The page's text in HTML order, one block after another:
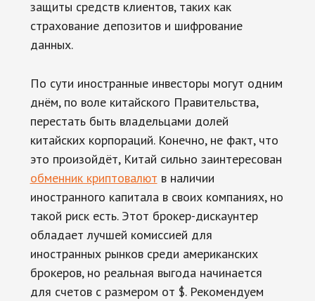
защиты средств клиентов, таких как
страхование депозитов и шифрование
данных.
По сути иностранные инвесторы могут одним
днём, по воле китайского Правительства,
перестать быть владельцами долей
китайских корпораций. Конечно, не факт, что
это произойдёт, Китай сильно заинтересован
обменник криптовалют в наличии
иностранного капитала в своих компаниях, но
такой риск есть. Этот брокер-дискаунтер
обладает лучшей комиссией для
иностранных рынков среди американских
брокеров, но реальная выгода начинается
для счетов с размером от $. Рекомендуем